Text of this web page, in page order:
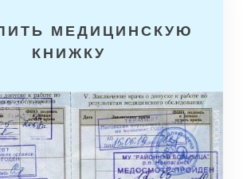
МЕДИЦИНСКУЮ
КНИЖКУ